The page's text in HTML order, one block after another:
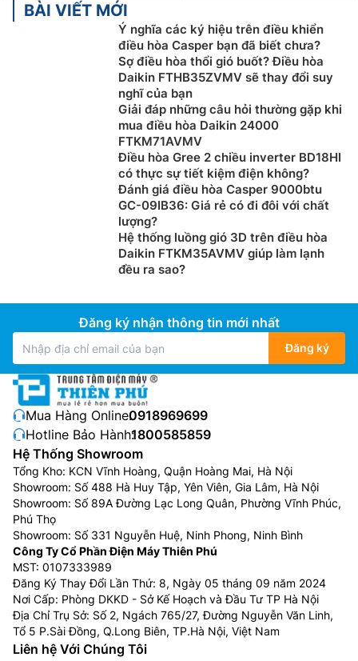
BÀI VIẾT MỚI
Ý nghĩa các ký hiệu trên điều khiển
điều hòa Casper bạn đã biết chưa?
Sợ điều hòa thổi gió buốt? Điều hòa
Daikin FTHB35ZVMV sẽ thay đổi suy
nghĩ của bạn
Giải đáp những câu hỏi thường gặp khi
mua điều hòa Daikin 24000
FTKM71AVMV
Điều hòa Gree 2 chiều inverter BD18HI
có thực sự tiết kiệm điện không?
Đánh giá điều hòa Casper 9000btu
GC-09IB36: Giá rẻ có đi đôi với chất
lượng?
Hệ thống luồng gió 3D trên điều hòa
Daikin FTKM35AVMV giúp làm lạnh
đều ra sao?
Đăng ký nhận thông tin mới nhất
Đăng ký
Mua Hàng Online:0918969699
Hotline Bảo Hành:1800585859
Hệ Thống Showroom
Tổng Kho: KCN Vĩnh Hoàng, Quận Hoàng Mai, Hà Nội
Showroom: Số 488 Hà Huy Tập, Yên Viên, Gia Lâm, Hà Nội
Showroom: Số 89A Đường Lạc Long Quân, Phường Vĩnh Phúc,
Phú Thọ
Showroom: Số 331 Nguyễn Huệ, Ninh Phong, Ninh Bình
Công Ty Cổ Phần Điện Máy Thiên Phú
MST: 0107333989
Đăng Ký Thay Đổi Lần Thứ: 8, Ngày 05 tháng 09 năm 2024
Nơi Cấp: Phòng DKKD - Sở Kế Hoạch và Đầu Tư TP Hà Nội
Địa Chỉ Trụ Sở: Số 2, Ngách 765/27, Đường Nguyễn Văn Linh,
Tổ 5 P.Sài Đồng, Q.Long Biên, TP.Hà Nội, Việt Nam
Liên hệ Với Chúng Tôi